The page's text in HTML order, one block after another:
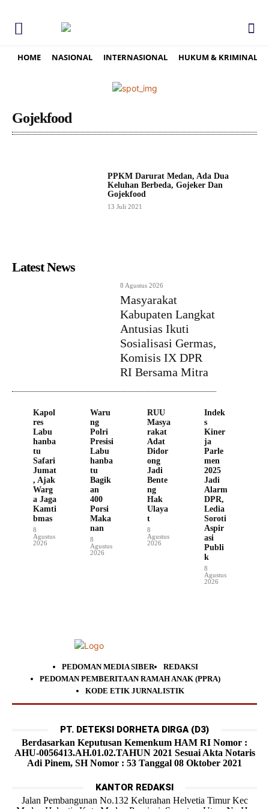
HOME NASIONAL INTERNASIONAL HUKUM & KRIMINAL
Gojekfood
PPKM Darurat Medan, Ada Dua
Keluhan Berbeda, Gojeker Dan
Gojekfood
13 Juli 2021
Latest News
8 Agustus 2026
Masyarakat
Kabupaten Langkat
Antusias Ikuti
Sosialisasi Germas,
Komisis IX DPR
RI Bersama Mitra
Kapol
res
Labu
hanba
tu
Safari
Jumat
, Ajak
Warg
a Jaga
Kamti
bmas
8
Agustus
2026
Waru
ng
Polri
Presisi
Labu
hanba
tu
Bagik
an
400
Porsi
Maka
nan
8
Agustus
2026
RUU
Masya
rakat
Adat
Didor
ong
Jadi
Bente
ng
Hak
Ulaya
t
8
Agustus
2026
Indek
s
Kiner
ja
Parle
men
2025
Jadi
Alarm
DPR,
Ledia
Soroti
Aspir
asi
Publi
k
8
Agustus
2026
PEDOMAN MEDIA SIBER
REDAKSI
PEDOMAN PEMBERITAAN RAMAH ANAK (PPRA)
KODE ETIK JURNALISTIK
PT. DETEKSI DORHETA DIRGA (D3)
Berdasarkan Keputusan Kemenkum HAM RI Nomor :
AHU-0056413.AH.01.02.TAHUN 2021 Sesuai Akta Notaris
Adi Pinem, SH Nomor : 53 Tanggal 08 Oktober 2021
KANTOR REDAKSI
Jalan Pembangunan No.132 Kelurahan Helvetia Timur Kec